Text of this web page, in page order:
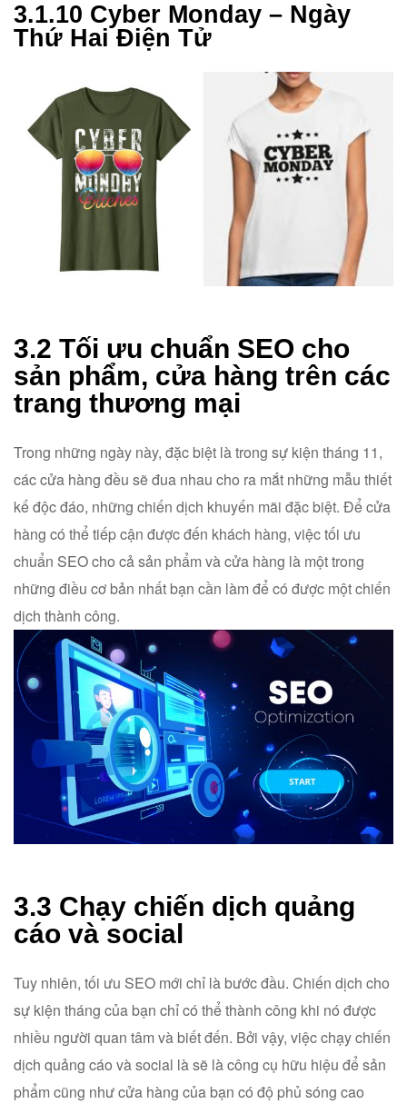
3.1.10 Cyber Monday – Ngày
Thứ Hai Điện Tử
3.2 Tối ưu chuẩn SEO cho
sản phẩm, cửa hàng trên các
trang thương mại
Trong những ngày này, đặc biệt là trong sự kiện tháng 11,
các cửa hàng đều sẽ đua nhau cho ra mắt những mẫu thiết
kế độc đáo, những chiến dịch khuyến mãi đặc biệt. Để cửa
hàng có thể tiếp cận được đến khách hàng, việc tối ưu
chuẩn SEO cho cả sản phẩm và cửa hàng là một trong
những điều cơ bản nhất bạn cần làm để có được một chiến
dịch thành công.
3.3 Chạy chiến dịch quảng
cáo và social
Tuy nhiên, tối ưu SEO mới chỉ là bước đầu. Chiến dịch cho
sự kiện tháng của bạn chỉ có thể thành công khi nó được
nhiều người quan tâm và biết đến. Bởi vậy, việc chạy chiến
dịch quảng cáo và social là sẽ là công cụ hữu hiệu để sản
phẩm cũng như cửa hàng của bạn có độ phủ sóng cao